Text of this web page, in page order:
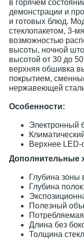
в горячем
демонстрации и
и готовых блюд.
стеклопакетом, 3-
возможностью
высоты, ночной
высотой от 30 до
верхняя обшивка
покрытием,
нержавеющей
Особенности:
Электронный
Верхнее
Дополнительные
Глубина зоны
Глубина
Полезный
Длина без
Толщина